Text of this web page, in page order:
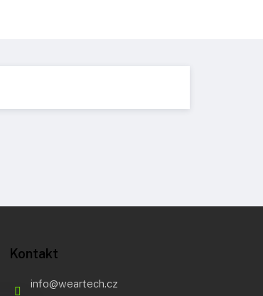
Kontakt
info@weartech.cz